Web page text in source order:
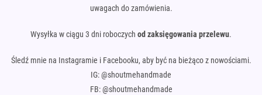
uwagach do zamówienia.
Wysyłka w ciągu 3 dni roboczych od zaksięgowania przelewu.
Śledź mnie na Instagramie i Facebooku, aby być na bieżąco z nowościami.
IG: @shoutmehandmade
FB: @shoutmehandmade